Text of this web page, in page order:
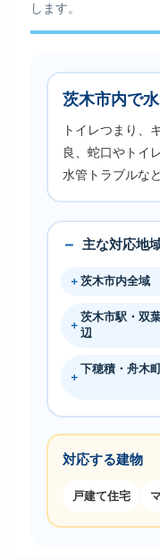
します。
茨木市内で
トイレつまり、
良、蛇口やトイ
水管トラブルな
主な対応地
茨木市内全域
茨木市駅・双
辺
下穂積・舟木
対応する建物
戸建て住宅